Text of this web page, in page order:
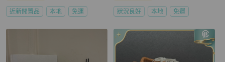
近新閒置品 本地 免運 狀況良好 本地 免運